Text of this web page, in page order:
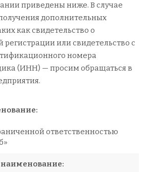
приведены ниже. В случае
дополнительных
как свидетельство о
регистрации или свидетельство с
номера
(ИНН) — просим обращаться в
ответственностью